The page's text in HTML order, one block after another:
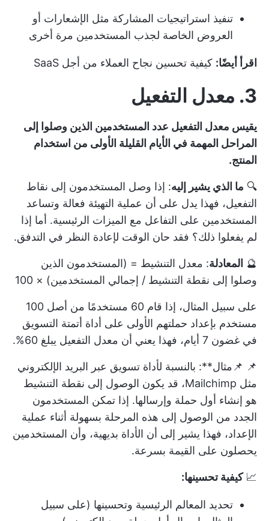
تنفيذ استراتيجيات المشاركة مثل الإشعارات أو
العروض الخاصة لجذب المستخدمين مرة أخرى
اقرأ أيضًا: كيفية تحسين نجاح العملاء من أجل SaaS
3. معدل التفعيل
يقيس معدل التفعيل عدد المستخدمين الذين وصلوا إلى
المراحل المهمة في الأيام القليلة الأولى من استخدام
المنتج.
🔍 ما الذي يشير إليه: إذا وصل المستخدمون إلى نقاط
التفعيل، فهذا يدل على أن عملية التهيئة فعالة وتساعد
المستخدمين على التفاعل مع الميزات الرئيسية. أما إذا
لم يفعلوا ذلك؟ فقد حان الوقت لإعادة النظر في التدفق.
🔮 المعادلة: معدل التنشيط = (المستخدمون الذين
وصلوا إلى نقطة التنشيط / إجمالي المستخدمين) × 100
على سبيل المثال، إذا قام 60 مستخدمًا من أصل 100
مستخدم بإعداد حملتهم الأولى على أداة أتمتة التسويق
في غضون 7 أيام، فهذا يعني أن معدل التفعيل يبلغ 60%.
📌 📌مثال**: بالنسبة لأداة تسويق عبر البريد الإلكتروني
مثل Mailchimp، قد يكون الوصول إلى نقطة التنشيط
هو إنشاء أول حملة وإرسالها. إذا تمكن المستخدمون
الجدد من الوصول إلى هذه المرحلة بسهولة أثناء عملية
الإعداد، فهذا يشير إلى أن الأداة بديهية، وأن المستخدمين
يحصلون على القيمة بسرعة.
📈كيفية تحسينها:
تحديد المعالم الرئيسية وتحسينها (على سبيل